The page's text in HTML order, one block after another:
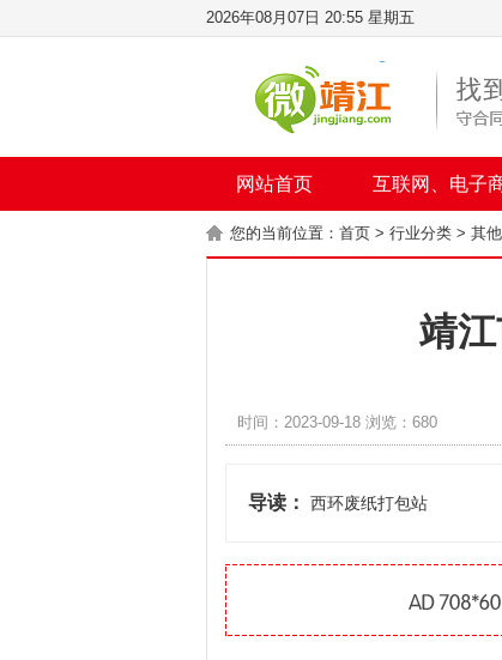
2026年08月07日 20:55 星期五
网站首页 互联网、电子
您的当前位置： 首页 > 行业分类 > 其
靖
时间：2023-09-18 浏览：680
导读： 西环废纸打包站